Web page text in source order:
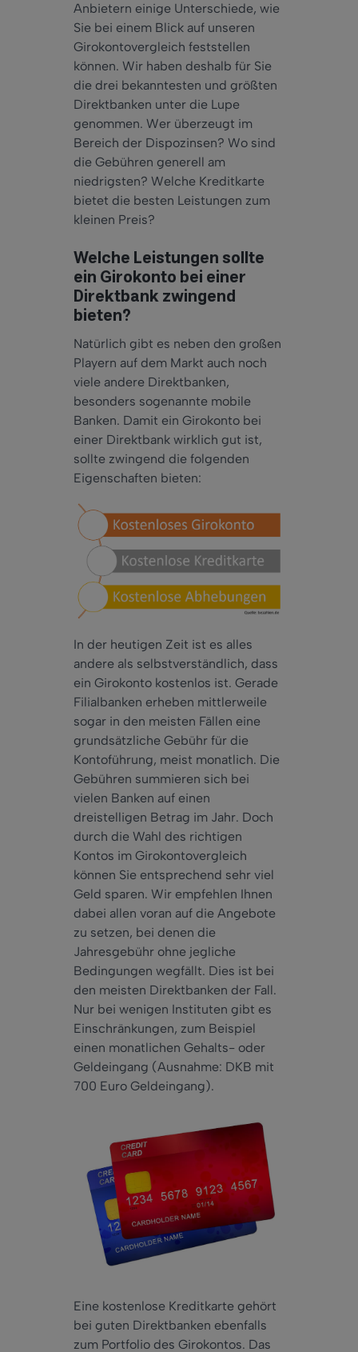
Anbietern einige Unterschiede, wie
Sie bei einem Blick auf unseren
Girokontovergleich feststellen
können. Wir haben deshalb für Sie
die drei bekanntesten und größten
Direktbanken unter die Lupe
genommen. Wer überzeugt im
Bereich der Dispozinsen? Wo sind
die Gebühren generell am
niedrigsten? Welche Kreditkarte
bietet die besten Leistungen zum
kleinen Preis?
Welche Leistungen sollte
ein Girokonto bei einer
Direktbank zwingend
bieten?
Natürlich gibt es neben den großen
Playern auf dem Markt auch noch
viele andere Direktbanken,
besonders sogenannte mobile
Banken. Damit ein Girokonto bei
einer Direktbank wirklich gut ist,
sollte zwingend die folgenden
Eigenschaften bieten:
In der heutigen Zeit ist es alles
andere als selbstverständlich, dass
ein Girokonto kostenlos ist. Gerade
Filialbanken erheben mittlerweile
sogar in den meisten Fällen eine
grundsätzliche Gebühr für die
Kontoführung, meist monatlich. Die
Gebühren summieren sich bei
vielen Banken auf einen
dreistelligen Betrag im Jahr. Doch
durch die Wahl des richtigen
Kontos im Girokontovergleich
können Sie entsprechend sehr viel
Geld sparen. Wir empfehlen Ihnen
dabei allen voran auf die Angebote
zu setzen, bei denen die
Jahresgebühr ohne jegliche
Bedingungen wegfällt. Dies ist bei
den meisten Direktbanken der Fall.
Nur bei wenigen Instituten gibt es
Einschränkungen, zum Beispiel
einen monatlichen Gehalts- oder
Geldeingang (Ausnahme: DKB mit
700 Euro Geldeingang).
Eine kostenlose Kreditkarte gehört
bei guten Direktbanken ebenfalls
zum Portfolio des Girokontos. Das